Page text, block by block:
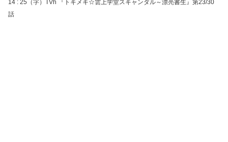
14 : 25（字）TVh 『トキメキ☆雲上学堂スキャンダル～漂亮書生』第23/30
話